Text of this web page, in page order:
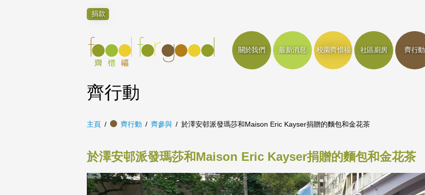
捐款
關於我們 最新消息 校園齊惜福 社區廚房 齊行動
齊行動
主頁 齊行動 齊參與 於澤安邨派發瑪莎和Maison Eric Kayser捐贈的麵包和金花茶
於澤安邨派發瑪莎和Maison Eric Kayser捐贈的麵包和金花茶